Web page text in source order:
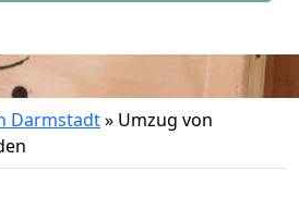
Darmstadt» Umzug von